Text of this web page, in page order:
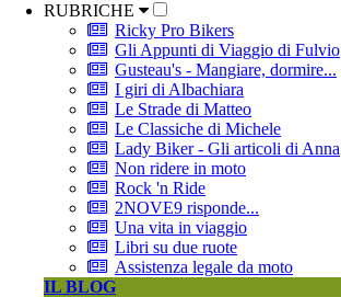
RUBRICHE
Ricky Pro Bikers
Gli Appunti di Viaggio di Fulvio
Gusteau's - Mangiare, dormire...
I giri di Albachiara
Le Strade di Matteo
Le Classiche di Michele
Lady Biker - Gli articoli di Anna
Non ridere in moto
Rock 'n Ride
2NOVE9 risponde...
Una vita in viaggio
Libri su due ruote
Assistenza legale da moto
IL BLOG